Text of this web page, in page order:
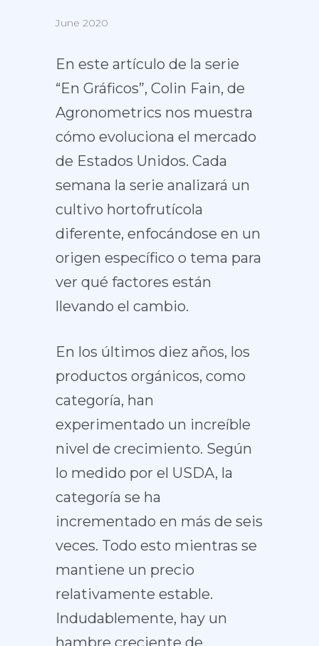
June 2020
En este artículo de la serie
“En Gráficos”, Colin Fain, de
Agronometrics nos muestra
cómo evoluciona el mercado
de Estados Unidos. Cada
semana la serie analizará un
cultivo hortofrutícola
diferente, enfocándose en un
origen específico o tema para
ver qué factores están
llevando el cambio.
En los últimos diez años, los
productos orgánicos, como
categoría, han
experimentado un increíble
nivel de crecimiento. Según
lo medido por el USDA, la
categoría se ha
incrementado en más de seis
veces. Todo esto mientras se
mantiene un precio
relativamente estable.
Indudablemente, hay un
hambre creciente de